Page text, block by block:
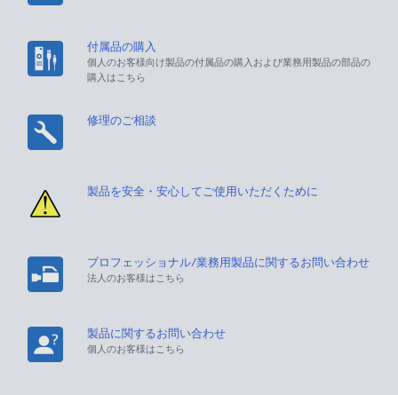
付属品の購入
個人のお客様向け製品の付属品の購入および業務用製品の部品の
購入はこちら
修理のご相談
製品を安全・安心してご使用いただくために
プロフェッショナル/業務用製品に関するお問い合わせ
法人のお客様はこちら
製品に関するお問い合わせ
個人のお客様はこちら